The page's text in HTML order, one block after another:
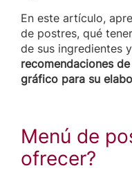
En este artículo,
de postres, qué
de sus ingredientes
recomendaciones
gráfico para su
Menú de
ofrecer?